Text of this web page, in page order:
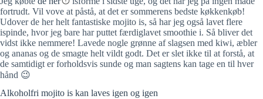
fortrudt. Vil vove at påstå, at det er sommerens bedste køkkenkøb!
Udover de her helt fantastiske mojito is, så har jeg også lavet flere
ispinde, hvor jeg bare har puttet færdiglavet smoothie i. Så bliver det
vidst ikke nemmere! Lavede nogle grønne af slagsen med kiwi, æbler
og ananas og de smagte helt vildt godt. Det er slet ikke til at forstå, at
de samtidigt er forholdsvis sunde og man sagtens kan tage en til hver
hånd 😉
Alkoholfri mojito is kan laves igen og igen